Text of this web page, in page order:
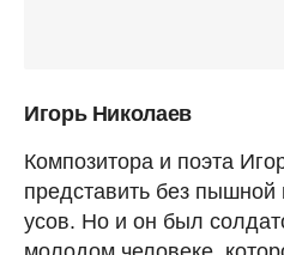
Игорь Николаев
Композитора и поэта
представить без
усов. Но и он был